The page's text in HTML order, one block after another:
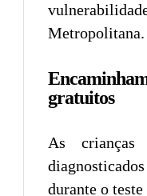
Metropolitana.
gratuitos
As
durante o